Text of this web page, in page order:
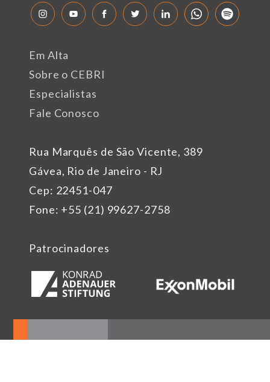
Rua Marquês de São Vicente, 389
Gávea, Rio de Janeiro - RJ
Cep: 22451-047
Fone: +55 (21) 99627-2758
Em Alta
Sobre o CEBRI
Especialistas
Fale Conosco
Patrocinadores